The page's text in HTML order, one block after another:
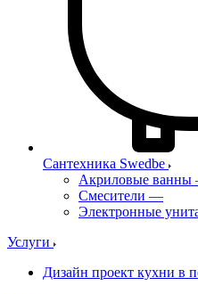
Сантехника Swedbe
Акриловые ванны
Смесители —
Электронные
Услуги
Дизайн проект кухни в